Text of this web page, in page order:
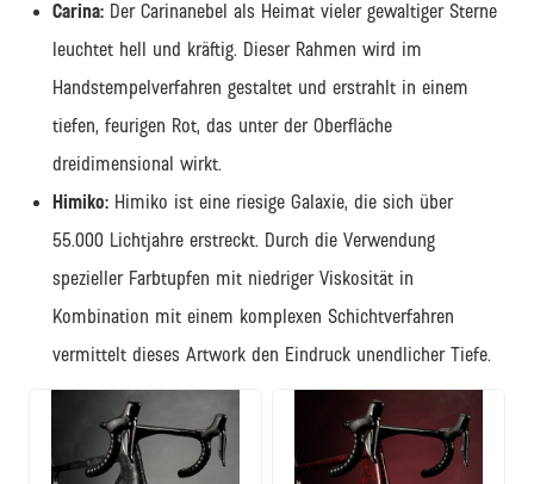
Carina: Der Carinanebel als Heimat vieler gewaltiger Sterne
leuchtet hell und kräftig. Dieser Rahmen wird im
Handstempelverfahren gestaltet und erstrahlt in einem
tiefen, feurigen Rot, das unter der Oberfläche
dreidimensional wirkt.
Himiko: Himiko ist eine riesige Galaxie, die sich über
55.000 Lichtjahre erstreckt. Durch die Verwendung
spezieller Farbtupfen mit niedriger Viskosität in
Kombination mit einem komplexen Schichtverfahren
vermittelt dieses Artwork den Eindruck unendlicher Tiefe.